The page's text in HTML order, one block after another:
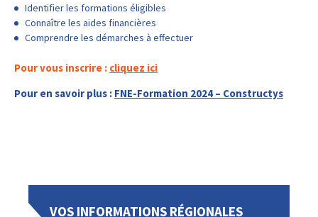
Identifier les formations éligibles
Connaître les aides financières
Comprendre les démarches à effectuer
Pour vous inscrire : cliquez ici
Pour en savoir plus : FNE-Formation 2024 – Constructys
VOS INFORMATIONS RÉGIONALES